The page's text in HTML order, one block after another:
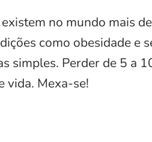
no mundo mais
como obesidade e
simples. Perder de 5 a
vida. Mexa-se!